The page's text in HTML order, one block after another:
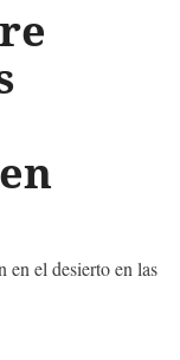
en el desierto en las